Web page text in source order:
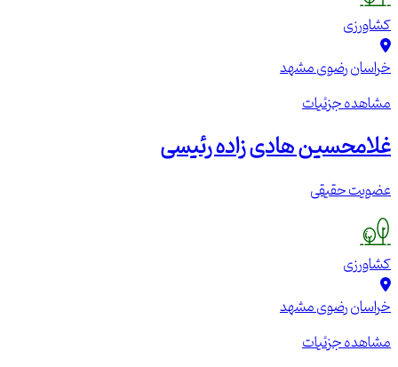
کشاورزی
خراسان رضویمشهد
مشاهده جزئیات
غلامحسین هادی زاده رئیسی
عضویت حقیقی
کشاورزی
خراسان رضویمشهد
مشاهده جزئیات